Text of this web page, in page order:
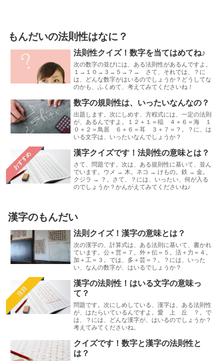
もんだいの法則性はなに？
法則性クイズ！数字を当てはめてね♪
次の数字の並びには、ある法則性があるんですよ。
１→１０→３→５→？→ さて、それでは、？に
は、どんな数字がはいるのでしょうか？どうしてな
のかも、ふくめて、考えてみてくださいね！
数字の規則性は、いったいなんなの？
出題します。次にしめす、方程式には、一定の法則
が、あるんですよ。１２＋１＝稲 ４＋６＝海 １
０＋２＝鳥居 ６＋６＝耳 ３＋７＝？。？に、は
いる文字は、いったいなんでしょうか？
おすすめ 漢字クイズです！法則性の意味とは？
さて、問題です。次は、ある規則性に基いて、並ん
でいます。ウメ → 木。ネコ → けもの。鉄 → 金。
クジラ → ？。さて、？には、いったい、何が入る
のでしょうか？かんがえてみてくださいね♪
漢字のもんだい
法則クイズ！漢字の意味とは？
次の漢字の、計算式は、ある法則に基いて、書かれ
ています。公＋営＝７。外＋伝＝５。活＋力＝４。
加＋工＝３。では、多＋芸＝？。？には、いった
い、なんの数字が、はいるでしょうか？
注目
漢字の法則性！はいる文字の意味っ
て？
問題です。次にしめしている、漢字は、ある法則性
が、はたらいているんですよ。愛 上 丘 ？。で
は、？には、どんな漢字が、はいるのでしょうか？
考えてみてくださいね。
クイズです！数字と漢字の法則性と
は？